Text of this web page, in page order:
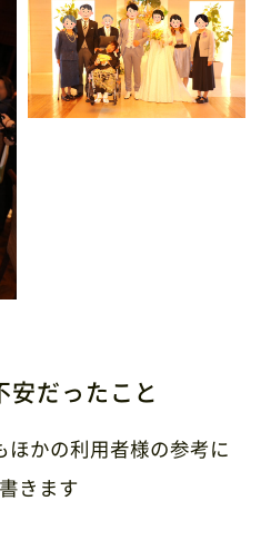
87-4580
/ 休日：土日祝)
日でもご連絡ください
安だったこと
かの利用者様の参考に
きます